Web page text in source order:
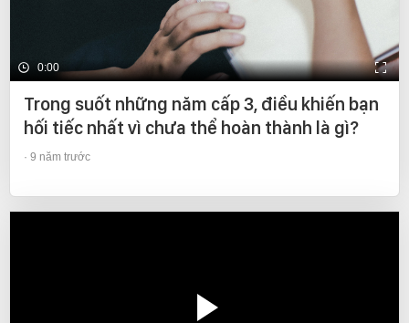
0:00
Trong suốt những năm cấp 3, điều khiến bạn
hối tiếc nhất vì chưa thể hoàn thành là gì?
9 năm trước